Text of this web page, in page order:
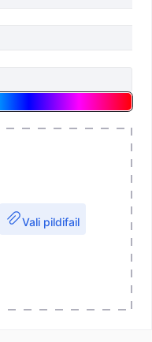
Vali pildifail